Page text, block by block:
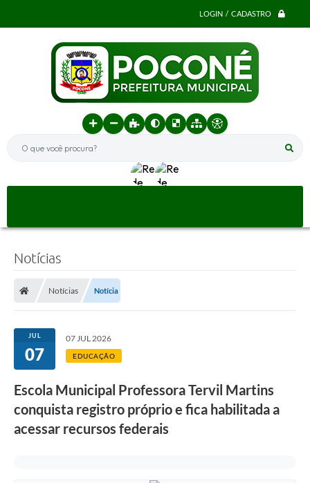
LOGIN / CADASTRO
O que você procura?
Notícias
Notícias Notícia
JUL
07
07 JUL 2026
EDUCAÇÃO
Escola Municipal Professora Tervil Martins
conquista registro próprio e fica habilitada a
acessar recursos federais